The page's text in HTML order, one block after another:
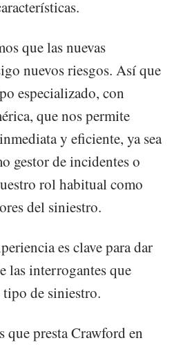
que las nuevas
nuevos riesgos. Así que
especializado, con
que nos permite
y eficiente, ya sea
gestor de incidentes o
rol habitual como
del siniestro.
es clave para dar
las interrogantes que
de siniestro.
presta Crawford en